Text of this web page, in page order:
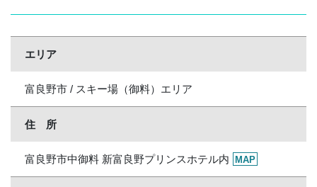
エリア
富良野市 / スキー場（御料）エリア
住 所
富良野市中御料 新富良野プリンスホテル内 MAP